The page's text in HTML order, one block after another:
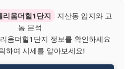
리움더힐1단지
지산동 입지와 교
통 분석
움더힐1단지 정보를 확인하세요
하여 시세를 알아보세요!